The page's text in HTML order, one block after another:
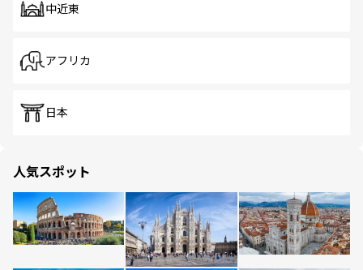
中近東
アフリカ
日本
人気スポット